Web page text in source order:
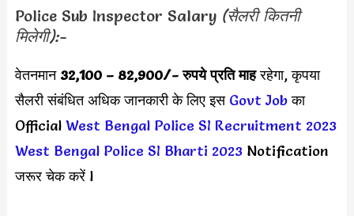
Police Sub Inspector Salary (सैलरी कितनी
मिलेगी):-
वेतनमान 32,100 – 82,900/- रुपये प्रति माहरहेगा, कृपया
सैलरी संबंधित अधिक जानकारी के लिए इस Govt Jobका
Official West Bengal Police SI Recruitment 2023
West Bengal Police SI Bharti 2023Notification
जरूर चेक करें l